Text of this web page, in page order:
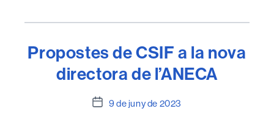
Propostes de CSIF a la nova
directora de l’ANECA
Data9 de juny de 2023